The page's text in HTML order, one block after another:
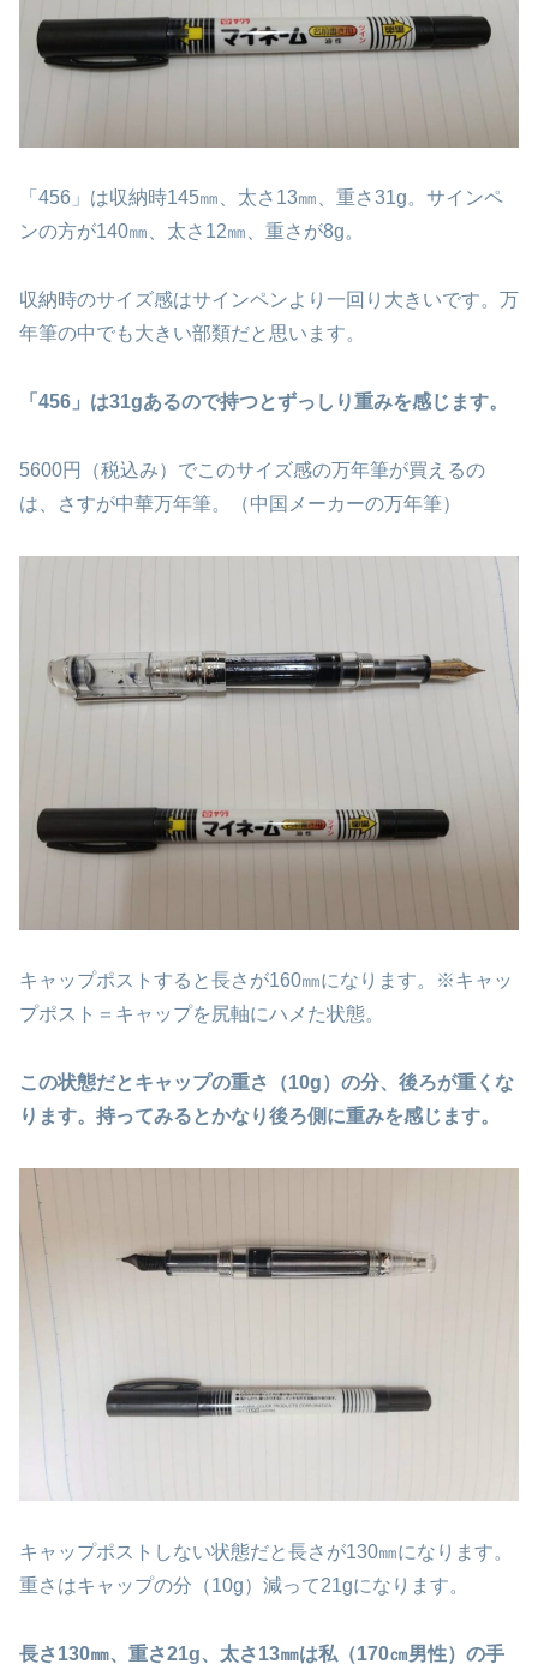
「456」は収納時145㎜、太さ13㎜、重さ31g。サインペ
ンの方が140㎜、太さ12㎜、重さが8g。
収納時のサイズ感はサインペンより一回り大きいです。万
年筆の中でも大きい部類だと思います。
「456」は31gあるので持つとずっしり重みを感じます。
5600円（税込み）でこのサイズ感の万年筆が買えるの
は、さすが中華万年筆。（中国メーカーの万年筆）
キャップポストすると長さが160㎜になります。※キャッ
プポスト＝キャップを尻軸にハメた状態。
この状態だとキャップの重さ（10g）の分、後ろが重くな
ります。持ってみるとかなり後ろ側に重みを感じます。
キャップポストしない状態だと長さが130㎜になります。
重さはキャップの分（10g）減って21gになります。
長さ130㎜、重さ21g、太さ13㎜は私（170㎝男性）の手